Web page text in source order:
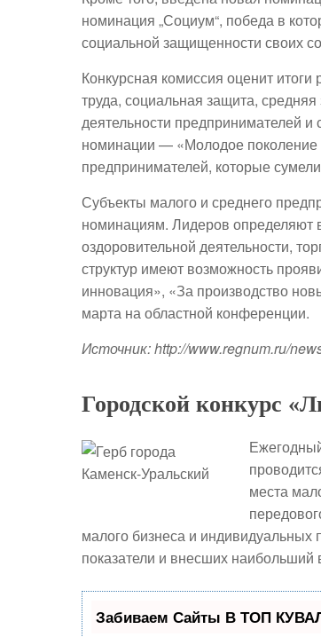
номинация „Социум“, победа в
социальной защищенности своих
Конкурсная комиссия оценит
труда, социальная защита,
деятельности предпринимателей
номинации — «Молодое
предпринимателей, которые
Субъекты малого и среднего
номинациям. Лидеров определяют
оздоровительной деятельности,
структур имеют возможность
инновация», «За производство
марта на областной конференции.
Источник: http://www.regnum.ru/
Городской конкурс
места
малого бизнеса и
показатели и внесших наибольший
Забиваем Сайты В ТОП